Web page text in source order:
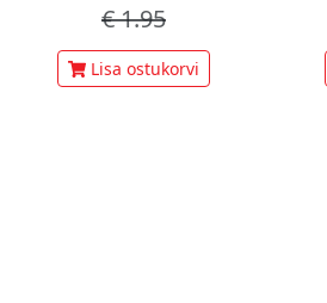
€1.95
Lisa ostukorvi